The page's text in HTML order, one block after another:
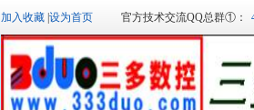
加入收藏 设为首页 官方技术交流QQ总群①：